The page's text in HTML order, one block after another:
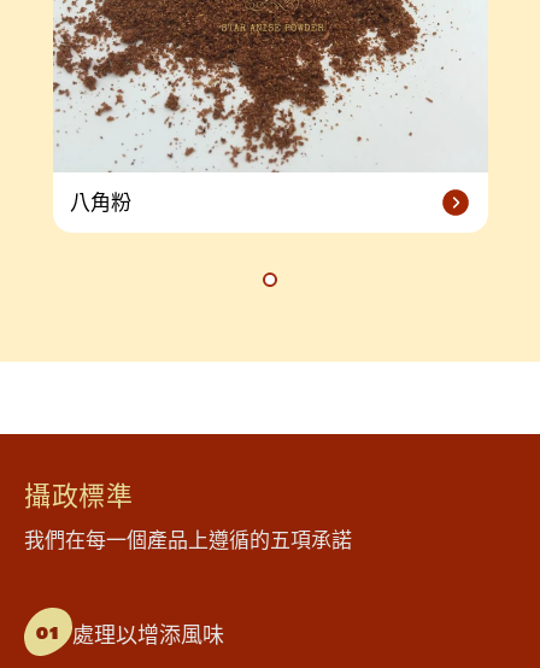
八角粉
攝政標準
我們在每一個產品上遵循的五項承諾
01 處理以增添風味